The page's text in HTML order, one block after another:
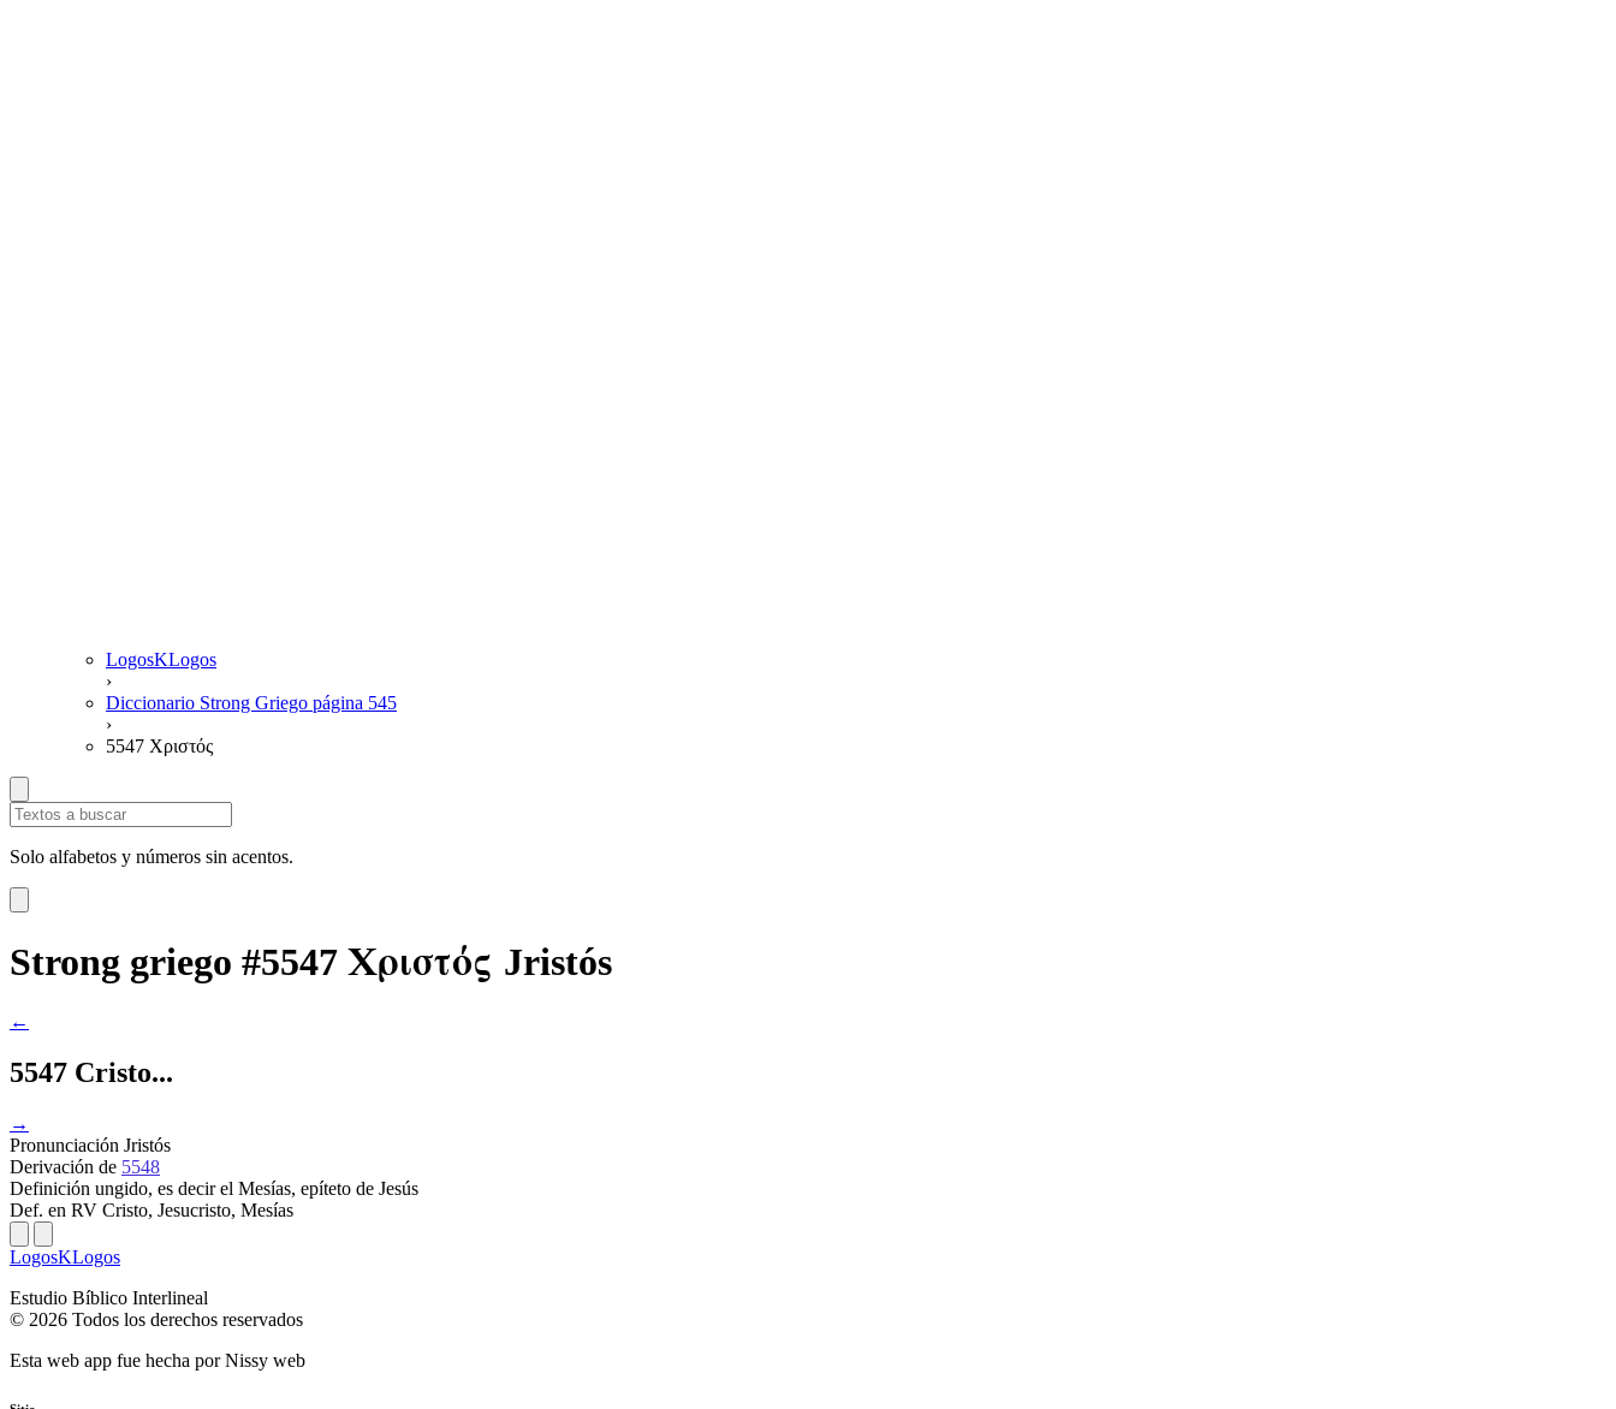
LogosKLogos
›
Diccionario Strong Griego página 545
›
5547 Χριστός
Solo alfabetos y números sin acentos.
Strong griego #5547 Χριστός Jristós
←
5547 Cristo...
→
Pronunciación Jristós
Derivación de 5548
Definición ungido, es decir el Mesías, epíteto de Jesús
Def. en RV Cristo, Jesucristo, Mesías
LogosKLogos
Estudio Bíblico Interlineal
© 2026 Todos los derechos reservados
Esta web app fue hecha porNissy web